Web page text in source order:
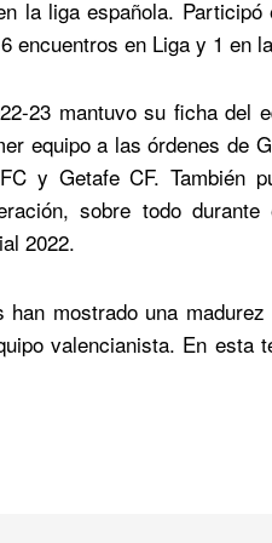
la liga española.
encuentros en Liga y 1 en
23 mantuvo su ficha del
equipo a las órdenes de
y Getafe CF. También
sobre todo
2022.
han mostrado una
valencianista. En esta